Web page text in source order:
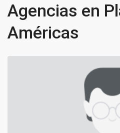
Agencias en
Américas